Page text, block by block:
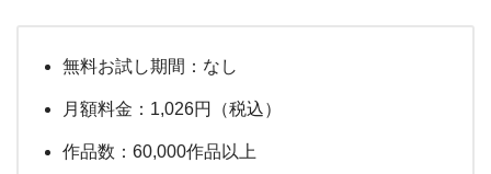
無料お試し期間：なし
月額料金：1,026円（税込）
作品数：60,000作品以上